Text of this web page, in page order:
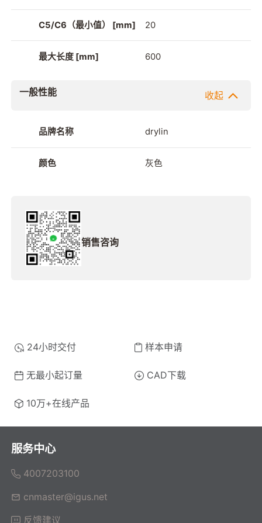
C5/C6（最小值） [mm] 20
最大长度 [mm] 600
一般性能 收起
品牌名称 drylin
颜色 灰色
销售咨询
24小时交付 样本申请
无最小起订量 CAD下载
10万+在线产品
服务中心
4007203100
cnmaster@igus.net
反馈建议